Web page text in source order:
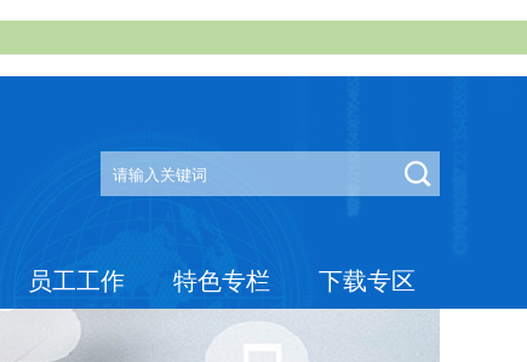
员工工作 特色专栏 下载专区